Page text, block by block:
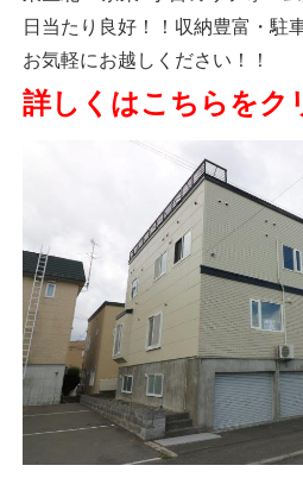
日当たり良好！！収納豊富・駐
お気軽にお越しください！！
詳しくはこちらをク